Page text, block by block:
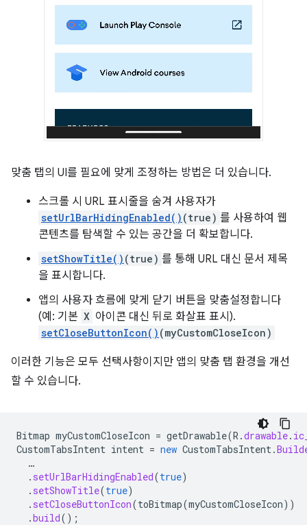
맞춤 탭의 UI를 필요에 맞게 조정하는 방법은 더 있습니다.
스크롤 시 URL 표시줄을 숨겨 사용자가
setUrlBarHidingEnabled() (true) 를 사용하여 웹
콘텐츠를 탐색할 수 있는 공간을 더 확보합니다.
setShowTitle() (true) 를 통해 URL 대신 문서 제목
을 표시합니다.
앱의 사용자 흐름에 맞게 닫기 버튼을 맞춤설정합니다
(예: 기본 X 아이콘 대신 뒤로 화살표 표시).
setCloseButtonIcon() (myCustomCloseIcon)
이러한 기능은 모두 선택사항이지만 앱의 맞춤 탭 환경을 개선
할 수 있습니다.
Bitmap myCustomCloseIcon = getDrawable(R .drawable.
CustomTabsIntent intent = new CustomTabsIntent.
…
. setUrlBarHidingEnabled(true)
. setShowTitle(true)
. setCloseButtonIcon(toBitmap(myCustomCloseIcon))
.build();